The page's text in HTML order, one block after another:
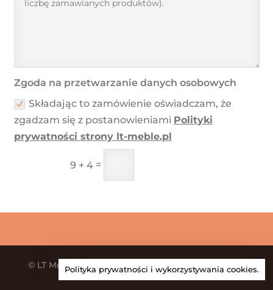
Zgoda na przetwarzanie danych osobowych
Składając to zamówienie oświadczam, że
zgadzam się z postanowieniami Polityki
prywatności strony lt-meble.pl
9 + 4=
© LT Meble| Strona internetowa wyprodukowana
przezAgencję Kreatywną BBIG.PL
Polityka prywatności i wykorzystywania cookies.